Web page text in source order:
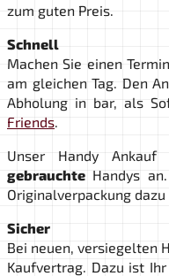
zum guten Preis.
Schnell
Machen Sie einen
am gleichen Tag. Den
Abholung in bar, als
Friends
Unser Handy Ankauf
gebrauchte Handys
Originalverpackung dazu
Sicher
Bei neuen, versiegelten
Kaufvertrag. Dazu ist